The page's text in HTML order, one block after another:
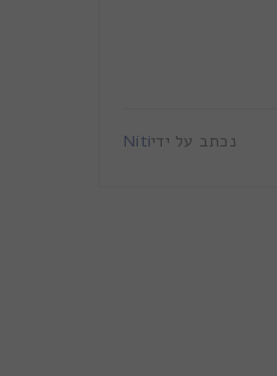
נכתב על ידיNiti